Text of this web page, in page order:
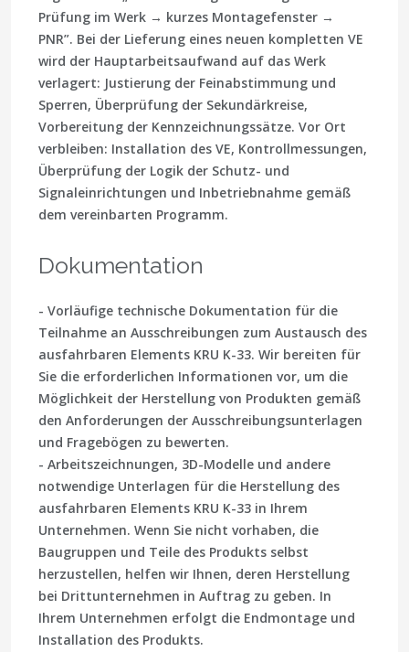
Prüfung im Werk → kurzes Montagefenster →
PNR”. Bei der Lieferung eines neuen kompletten VE
wird der Hauptarbeitsaufwand auf das Werk
verlagert: Justierung der Feinabstimmung und
Sperren, Überprüfung der Sekundärkreise,
Vorbereitung der Kennzeichnungssätze. Vor Ort
verbleiben: Installation des VE, Kontrollmessungen,
Überprüfung der Logik der Schutz- und
Signaleinrichtungen und Inbetriebnahme gemäß
dem vereinbarten Programm.
Dokumentation
- Vorläufige technische Dokumentation für die
Teilnahme an Ausschreibungen zum Austausch des
ausfahrbaren Elements KRU K-33. Wir bereiten für
Sie die erforderlichen Informationen vor, um die
Möglichkeit der Herstellung von Produkten gemäß
den Anforderungen der Ausschreibungsunterlagen
und Fragebögen zu bewerten.
- Arbeitszeichnungen, 3D-Modelle und andere
notwendige Unterlagen für die Herstellung des
ausfahrbaren Elements KRU K-33 in Ihrem
Unternehmen. Wenn Sie nicht vorhaben, die
Baugruppen und Teile des Produkts selbst
herzustellen, helfen wir Ihnen, deren Herstellung
bei Drittunternehmen in Auftrag zu geben. In
Ihrem Unternehmen erfolgt die Endmontage und
Installation des Produkts.